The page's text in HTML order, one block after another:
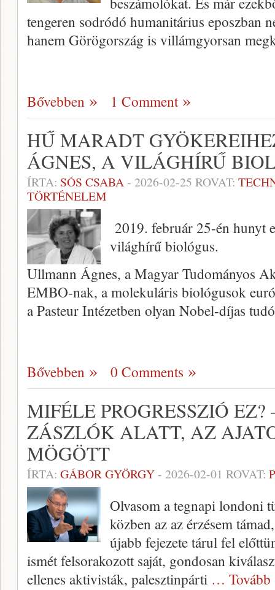
tengeren sodródó humanitárius eposzban
hanem Görögország is villámgyorsan
Bővebben 1 Comment
HŰ MARADT
ÁGNES, A VILÁGHÍRŰ
ÍRTA: SÓS CSABA- 2026-02-25 ROVAT:
TÖRTÉNELEM
2019. február 25-én hunyt
világhírű biológus.
Ullmann Ágnes, a Magyar Tudományos
EMBO-nak, a molekuláris biológusok
a Pasteur Intézetben olyan Nobel-díjas
Bővebben 0 Comments
MIFÉLE PROGRESSZIÓ EZ?
ZÁSZLÓK ALATT, AZ
MÖGÖTT
ÍRTA: GÁBOR GYÖRGY- 2026-02-01 ROVAT:
Olvasom a tegnapi londoni
közben az az érzésem
újabb fejezete tárul fel
ismét felsorakozott saját, gondosan
ellenes aktivisták, palesztinpárti … Tovább